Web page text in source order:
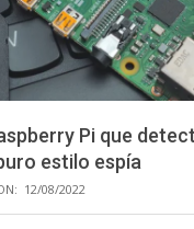
Pi que
estilo espía
12/08/2022